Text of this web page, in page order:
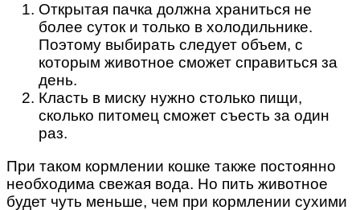
Открытая пачка должна храниться не
более суток и только в холодильнике.
Поэтому выбирать следует объем, с
которым животное сможет справиться за
день.
Класть в миску нужно столько пищи,
сколько питомец сможет съесть за один
раз.
При таком кормлении кошке также постоянно
необходима свежая вода. Но пить животное
будет чуть меньше, чем при кормлении сухими